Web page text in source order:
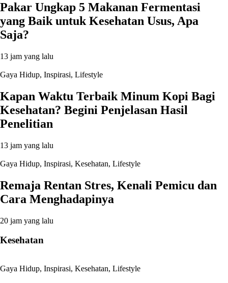
Pakar Ungkap 5 Makanan Fermentasi
yang Baik untuk Kesehatan Usus, Apa
Saja?
13 jam yang lalu
Gaya Hidup, Inspirasi, Lifestyle
Kapan Waktu Terbaik Minum Kopi Bagi
Kesehatan? Begini Penjelasan Hasil
Penelitian
13 jam yang lalu
Gaya Hidup, Inspirasi, Kesehatan, Lifestyle
Remaja Rentan Stres, Kenali Pemicu dan
Cara Menghadapinya
20 jam yang lalu
Kesehatan
Gaya Hidup, Inspirasi, Kesehatan, Lifestyle